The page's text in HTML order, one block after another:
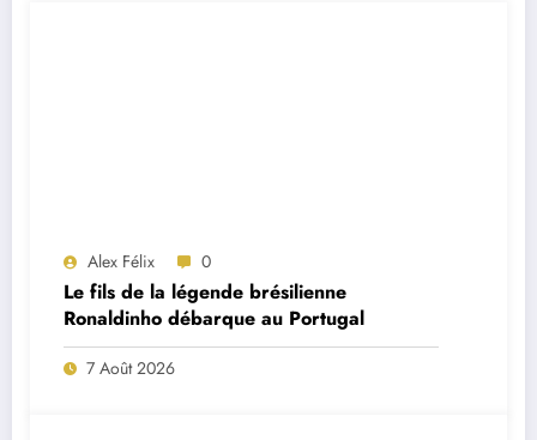
Alex Félix 0
Le fils de la légende brésilienne
Ronaldinho débarque au Portugal
7 Août 2026